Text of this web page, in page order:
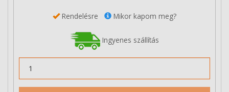
Rendelésre Mikor kapom meg?
Ingyenes szállítás